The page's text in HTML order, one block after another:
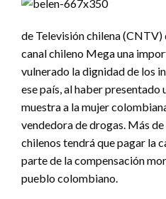
de Televisión chilena
canal chileno Mega una
vulnerado la dignidad de los
ese país, al haber presentado
muestra a la mujer
vendedora de drogas. Más
chilenos tendrá que pagar la
parte de la compensación
pueblo colombiano.